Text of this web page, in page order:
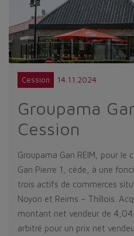
Cession 14.11.2024
Groupama
Cession
Groupama Gan REIM, pour le
Gan Pierre 1, cède, à une
trois actifs de commerces
Noyon et Reims – Thillois.
montant net vendeur de
arbitré pour un prix net